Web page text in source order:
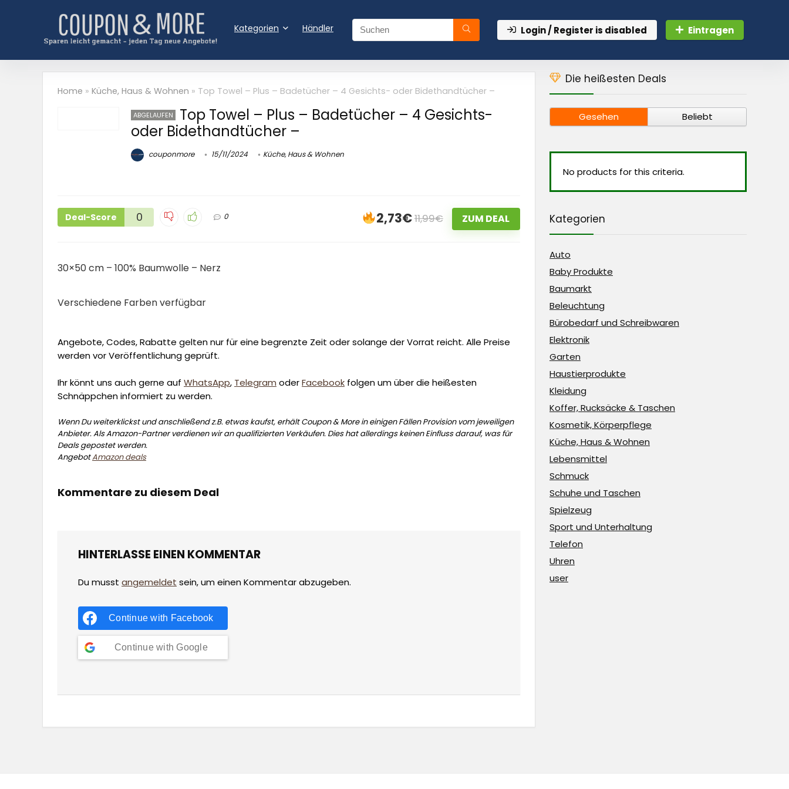
Kategorien Händler Login / Register is disabled Eintragen
Home » Küche, Haus & Wohnen » Top Towel – Plus – Badetücher – 4 Gesichts- oder Bidethandtücher –
ABGELAUFEN
Top Towel – Plus – Badetücher – 4 Gesichts-
oder Bidethandtücher –
couponmore 15/11/2024 Küche, Haus & Wohnen
Deal-Score 0 0 2,73€11,99€ ZUM DEAL
30×50 cm – 100% Baumwolle – Nerz
Verschiedene Farben verfügbar
Angebote, Codes, Rabatte gelten nur für eine begrenzte Zeit oder solange der Vorrat reicht. Alle Preise
werden vor Veröffentlichung geprüft.
Ihr könnt uns auch gerne auf WhatsApp, Telegram oderFacebook folgen um über die heißesten
Schnäppchen informiert zu werden.
Wenn Du weiterklickst und anschließend z.B. etwas kaufst, erhält Coupon & More in einigen Fällen Provision vom jeweiligen
Anbieter. Als Amazon-Partner verdienen wir an qualifizierten Verkäufen. Dies hat allerdings keinen Einfluss darauf, was für
Deals gepostet werden.
AngebotAmazon deals
Kommentare zu diesem Deal
HINTERLASSE EINEN KOMMENTAR
Du musst angemeldet sein, um einen Kommentar abzugeben.
Continue with Facebook
Continue with Google
Die heißesten Deals
Gesehen Beliebt
No products for this criteria.
Kategorien
Auto
Baby Produkte
Baumarkt
Beleuchtung
Bürobedarf und Schreibwaren
Elektronik
Garten
Haustierprodukte
Kleidung
Koffer, Rucksäcke & Taschen
Kosmetik, Körperpflege
Küche, Haus & Wohnen
Lebensmittel
Schmuck
Schuhe und Taschen
Spielzeug
Sport und Unterhaltung
Telefon
Uhren
user